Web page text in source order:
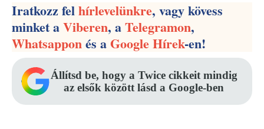
Iratkozz felhírlevelünkre, vagy kövess
minket aViberen, aTelegramon,
Whatsapponés aGoogle Hírek-en!
Állítsd be, hogy a Twice cikkeit mindig
az elsők között lásd a Google-ben